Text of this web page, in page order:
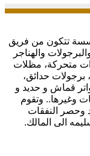
تتكون من فريق
والهناجر
متحركة، مظلات
حدائق،
قماش و حديد و
وغيرها.. وتقوم
وحصر النفقات
الى المالك.